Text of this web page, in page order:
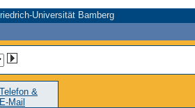
Universität Bamberg
Telefon &
E-Mail